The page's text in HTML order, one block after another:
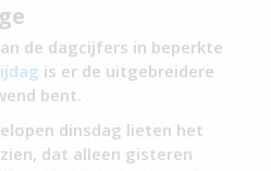
de dagcijfers in beperkte
is er de uitgebreidere
bent.
dinsdag lieten het
dat alleen gisteren